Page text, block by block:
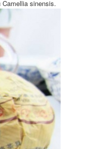
Camellia sinensis.